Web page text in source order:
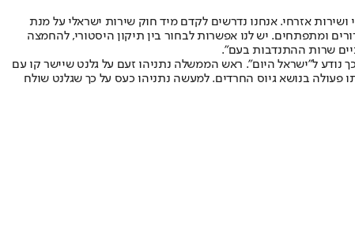
אזרחי. אנחנו נדרשים לקדם מיד חוק שירות ישראלי על מנת
ומתפתחים. יש לנו אפשרות לבחור בין תיקון היסטורי, להחמצה
נודע ל"ישראל היום". ראש הממשלה נתניהו זעם על גלנט שיישר קו עם
בנושא גיוס החרדים. למעשה נתניהו כעס על כך שגלנט שולח